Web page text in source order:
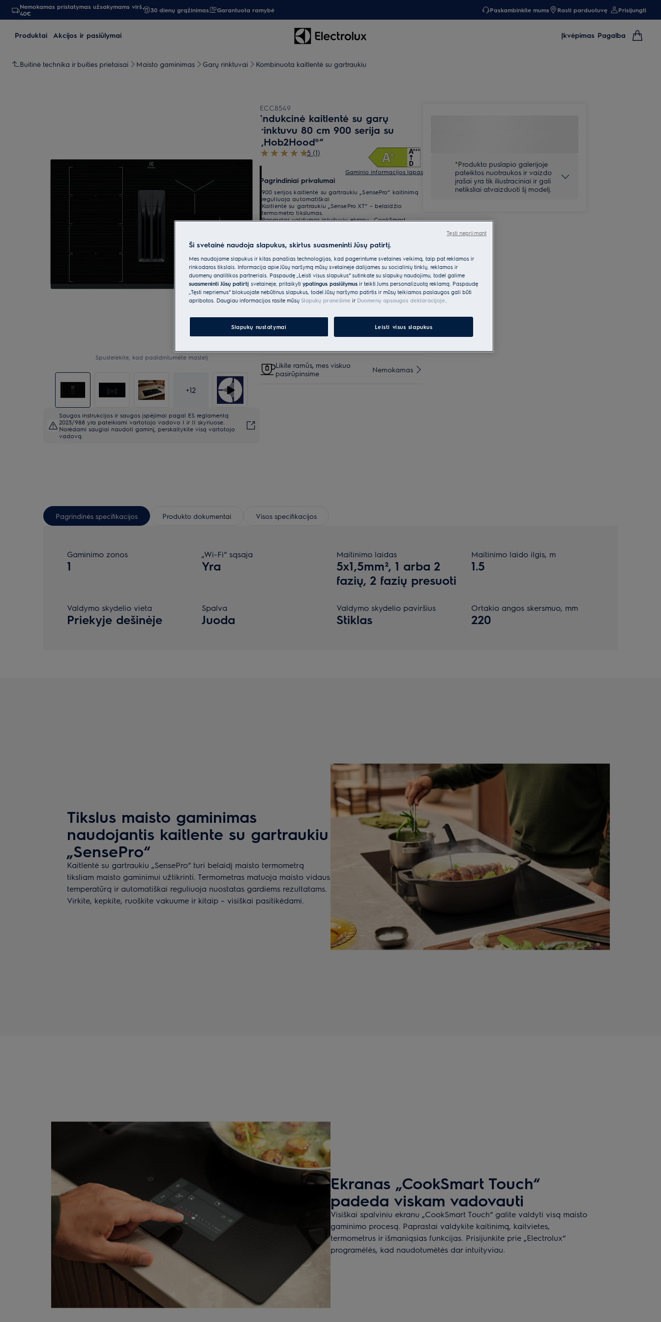
Nemokamas pristatymas užsakymams virš
40€
30 dienų grąžinimas Garantuota ramybė Paskambinkite mums Rasti parduotuvę Prisijungti
Produktai Akcijos ir pasiūlymai Įkvėpimas Pagalba
Buitinė technika ir buities prietaisai Maisto gaminimas Garų rinktuvai Kombinuota kaitlentė su gartraukiu
Spustelėkite, kad padidintumėte mastelį
+12
Saugos instrukcijos ir saugos įspėjimai pagal ES reglamentą
2023/988 yra pateikiami vartotojo vadovo I ir II skyriuose.
Norėdami saugiai naudoti gaminį, perskaitykite visą vartotojo
vadovą.
ECC8549
Indukcinė kaitlentė su garų
rinktuvu 80 cm 900 serija su
„Hob2Hood®“
5 (1)
Gaminio informacijos lapas
Pagrindiniai privalumai
900 serijos kaitlentė su gartraukiu „SensePro“ kaitinimą
reguliuoja automatiškai
Kaitlentė su gartraukiu „SensePro XT“ – belaidžio
termometro tikslumas.
Paprastas valdymas intuityviu ekranu „CookSmart
Parinktys, kad pirkimo procesas būtų dar
lengvesnis
Pristatymas kurjeriu iki
namo
€40 Nemokamas
Likite ramūs, mes viskuo
pasirūpinsime
Nemokamas
*Produkto puslapio galerijoje
pateiktos nuotraukos ir vaizdo
įrašai yra tik iliustraciniai ir gali
netiksliai atvaizduoti šį modelį.
Pagrindinės specifikacijos Produkto dokumentai Visos specifikacijos
Gaminimo zonos
1
„Wi-Fi“ sąsaja
Yra
Maitinimo laidas
5x1,5mm², 1 arba 2
fazių, 2 fazių presuoti
Maitinimo laido ilgis, m
1.5
Valdymo skydelio vieta
Priekyje dešinėje
Spalva
Juoda
Valdymo skydelio paviršius
Stiklas
Ortakio angos skersmuo, mm
220
Tikslus maisto gaminimas
naudojantis kaitlente su gartraukiu
„SensePro“
Kaitlentė su gartraukiu „SensePro“ turi belaidį maisto termometrą
tiksliam maisto gaminimui užtikrinti. Termometras matuoja maisto vidaus
temperatūrą ir automatiškai reguliuoja nuostatas gardiems rezultatams.
Virkite, kepkite, ruoškite vakuume ir kitaip – visiškai pasitikėdami.
Ekranas „CookSmart Touch“
padeda viskam vadovauti
Visiškai spalviniu ekranu „CookSmart Touch“ galite valdyti visą maisto
gaminimo procesą. Paprastai valdykite kaitinimą, kaitvietes,
termometrus ir išmaniąsias funkcijas. Prisijunkite prie „Electrolux“
programėlės, kad naudotumėtės dar intuityviau.
Ši svetainė naudoja slapukus, skirtus suasmeninti Jūsų patirtį.
Mes naudojame slapukus ir kitas panašias technologijas, kad pagerintume svetainės veikimą, taip pat reklamos ir
rinkodaros tikslais. Informacija apie Jūsų naršymą mūsų svetainėje dalijamės su socialinių tinklų, reklamos ir
duomenų analitikos partneriais. Paspaudę „Leisti visus slapukus“ sutinkate su slapukų naudojimu, todėl galime
suasmeninti Jūsų patirtį svetainėje, pritaikyti ypatingus pasiūlymus ir teikti Jums personalizuotą reklamą. Paspaudę
„Tęsti nepriėmus“ blokuojate nebūtinus slapukus, todėl Jūsų naršymo patirtis ir mūsų teikiamos paslaugos gali būti
apribotos. Daugiau informacijos rasite mūsų Slapukų pranešime ir Duomenų apsaugos deklaracijoje.
Slapukų nustatymai Leisti visus slapukus
Tęsti nepriimant